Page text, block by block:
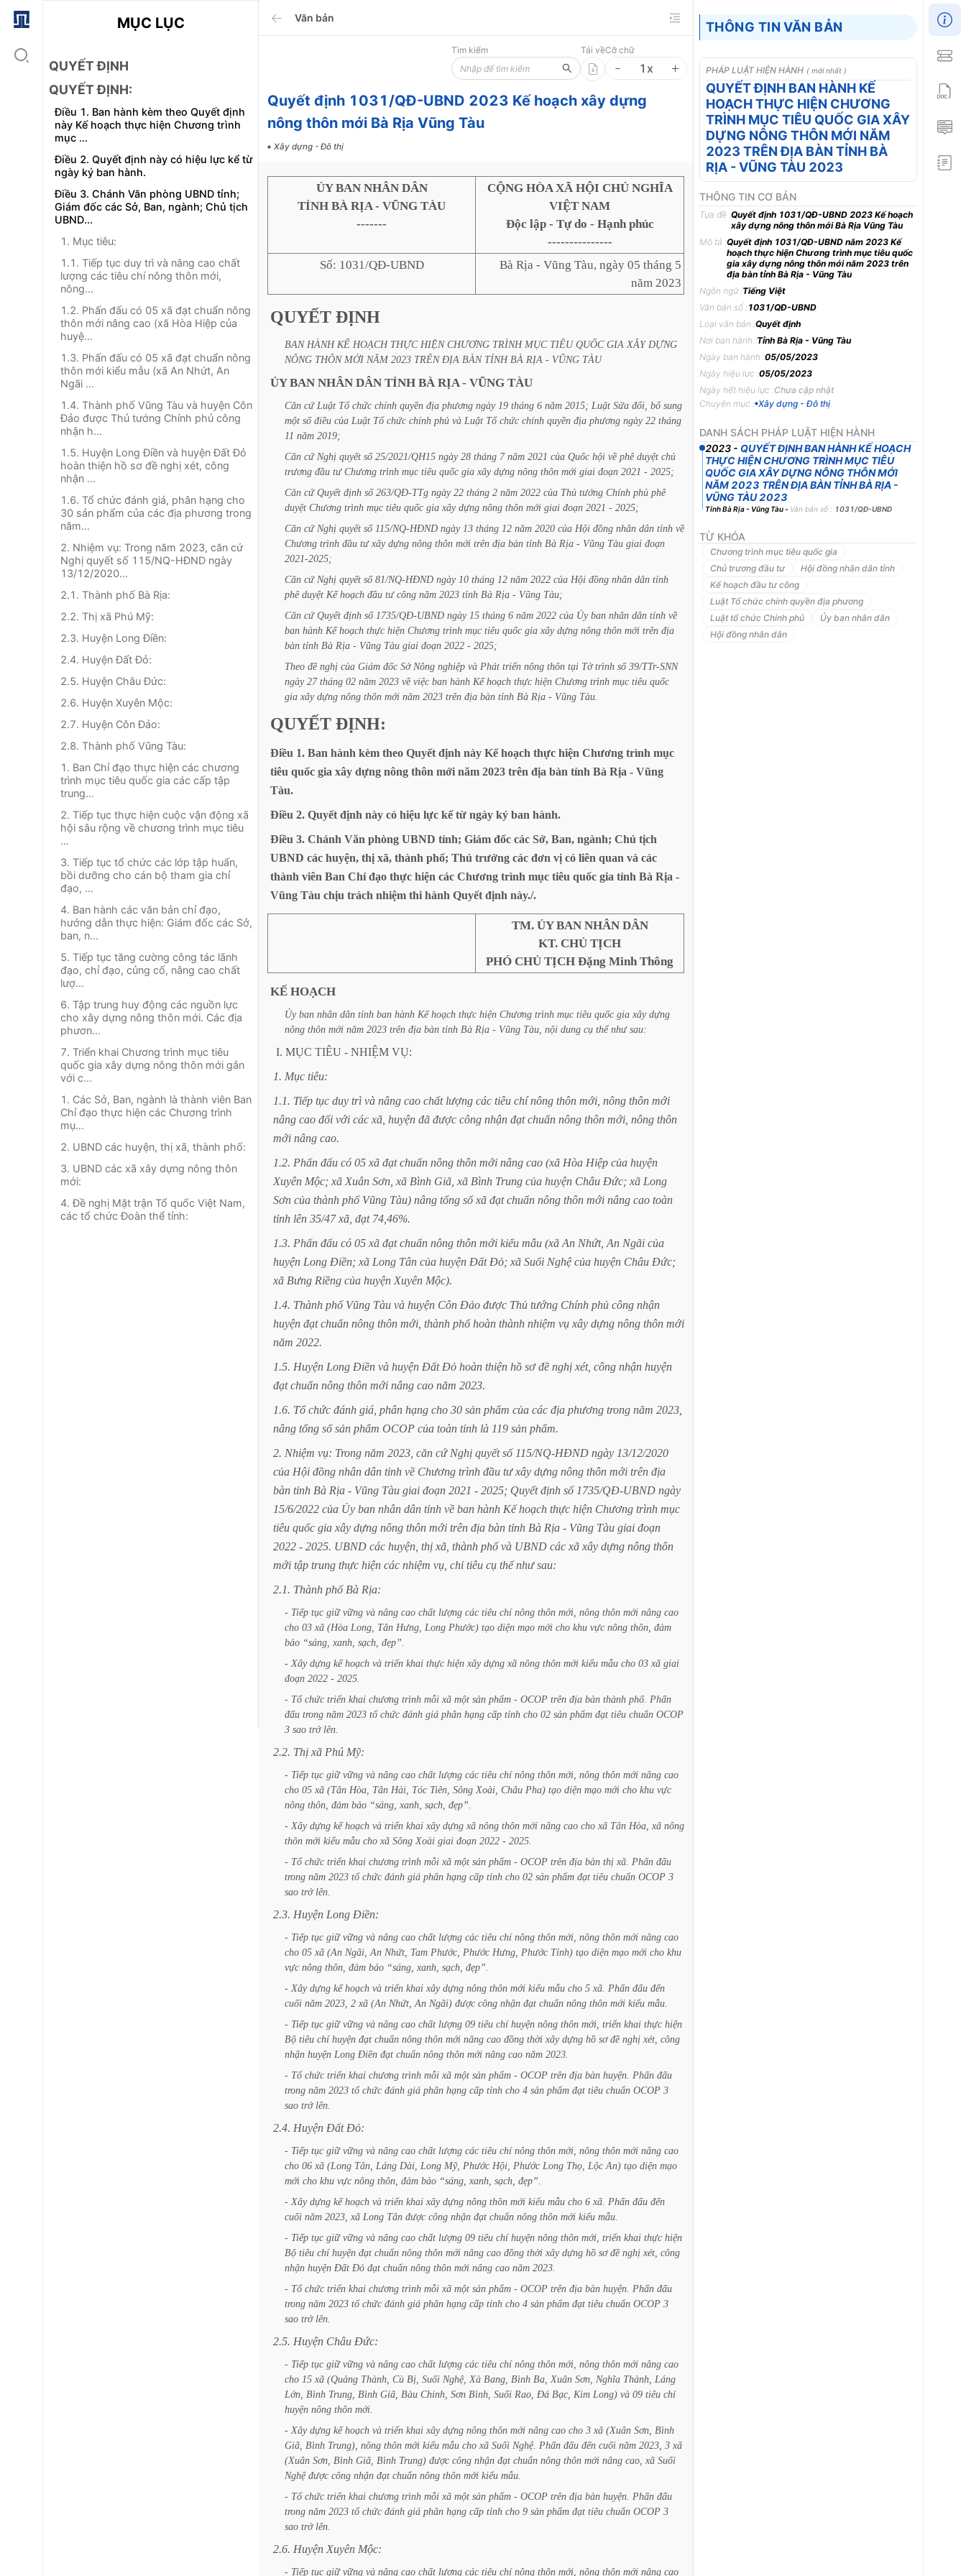
MỤC LỤC
QUYẾT ĐỊNH
QUYẾT ĐỊNH:
Điều 1. Ban hành kèm theo Quyết định
này Kế hoạch thực hiện Chương trình
mục ...
Điều 2. Quyết định này có hiệu lực kể từ
ngày ký ban hành.
Điều 3. Chánh Văn phòng UBND tỉnh;
Giám đốc các Sở, Ban, ngành; Chủ tịch
UBND...
1. Mục tiêu:
1.1. Tiếp tục duy trì và nâng cao chất
lượng các tiêu chí nông thôn mới,
nông...
1.2. Phấn đấu có 05 xã đạt chuẩn nông
thôn mới nâng cao (xã Hòa Hiệp của
huyệ...
1.3. Phấn đấu có 05 xã đạt chuẩn nông
thôn mới kiểu mẫu (xã An Nhứt, An
Ngãi ...
1.4. Thành phố Vũng Tàu và huyện Côn
Đảo được Thủ tướng Chính phủ công
nhận h...
1.5. Huyện Long Điền và huyện Đất Đỏ
hoàn thiện hồ sơ đề nghị xét, công
nhận ...
1.6. Tổ chức đánh giá, phân hạng cho
30 sản phẩm của các địa phương trong
năm...
2. Nhiệm vụ: Trong năm 2023, căn cứ
Nghị quyết số 115/NQ-HĐND ngày
13/12/2020...
2.1. Thành phố Bà Rịa:
2.2. Thị xã Phú Mỹ:
2.3. Huyện Long Điền:
2.4. Huyện Đất Đỏ:
2.5. Huyện Châu Đức:
2.6. Huyện Xuyên Mộc:
2.7. Huyện Côn Đảo:
2.8. Thành phố Vũng Tàu:
1. Ban Chỉ đạo thực hiện các chương
trình mục tiêu quốc gia các cấp tập
trung...
2. Tiếp tục thực hiện cuộc vận động xã
hội sâu rộng về chương trình mục tiêu
...
3. Tiếp tục tổ chức các lớp tập huấn,
bồi dưỡng cho cán bộ tham gia chỉ
đạo, ...
4. Ban hành các văn bản chỉ đạo,
hướng dẫn thực hiện: Giám đốc các Sở,
ban, n...
5. Tiếp tục tăng cường công tác lãnh
đạo, chỉ đạo, củng cố, nâng cao chất
lượ...
6. Tập trung huy động các nguồn lực
cho xây dựng nông thôn mới. Các địa
phươn...
7. Triển khai Chương trình mục tiêu
quốc gia xây dựng nông thôn mới gắn
với c...
1. Các Sở, Ban, ngành là thành viên Ban
Chỉ đạo thực hiện các Chương trình
mụ...
2. UBND các huyện, thị xã, thành phố:
3. UBND các xã xây dựng nông thôn
mới:
4. Đề nghị Mặt trận Tổ quốc Việt Nam,
các tổ chức Đoàn thể tỉnh:
Văn bản
Tìm kiếm Tải vềCỡ chữ
1 x
Quyết định 1031/QĐ-UBND 2023 Kế hoạch xây dựng
nông thôn mới Bà Rịa Vũng Tàu
Xây dựng - Đô thị
ỦY BAN NHÂN DÂN
TỈNH BÀ RỊA - VŨNG TÀU
-------
CỘNG HÒA XÃ HỘI CHỦ NGHĨA
VIỆT NAM
Độc lập - Tự do - Hạnh phúc
---------------
Số: 1031/QĐ-UBND
Bà Rịa - Vũng Tàu, ngày 05 tháng 5
năm 2023
QUYẾT ĐỊNH
BAN HÀNH KẾ HOẠCH THỰC HIỆN CHƯƠNG TRÌNH MỤC TIÊU QUỐC GIA XÂY DỰNG
NÔNG THÔN MỚI NĂM 2023 TRÊN ĐỊA BÀN TỈNH BÀ RỊA - VŨNG TÀU
ỦY BAN NHÂN DÂN TỈNH BÀ RỊA - VŨNG TÀU
Căn cứ Luật Tổ chức chính quyền địa phương ngày 19 tháng 6 năm 2015; Luật Sửa đổi, bổ sung
một số điều của Luật Tổ chức chính phủ và Luật Tổ chức chính quyền địa phương ngày 22 tháng
11 năm 2019;
Căn cứ Nghị quyết số 25/2021/QH15 ngày 28 tháng 7 năm 2021 của Quốc hội về phê duyệt chủ
trương đầu tư Chương trình mục tiêu quốc gia xây dựng nông thôn mới giai đoạn 2021 - 2025;
Căn cứ Quyết định số 263/QĐ-TTg ngày 22 tháng 2 năm 2022 của Thủ tướng Chính phủ phê
duyệt Chương trình mục tiêu quốc gia xây dựng nông thôn mới giai đoạn 2021 - 2025;
Căn cứ Nghị quyết số 115/NQ-HĐND ngày 13 tháng 12 năm 2020 của Hội đồng nhân dân tỉnh về
Chương trình đầu tư xây dựng nông thôn mới trên địa bàn tỉnh Bà Rịa - Vũng Tàu giai đoạn
2021-2025;
Căn cứ Nghị quyết số 81/NQ-HĐND ngày 10 tháng 12 năm 2022 của Hội đồng nhân dân tỉnh
phê duyệt Kế hoạch đầu tư công năm 2023 tỉnh Bà Rịa - Vũng Tàu;
Căn cứ Quyết định số 1735/QĐ-UBND ngày 15 tháng 6 năm 2022 của Ủy ban nhân dân tỉnh về
ban hành Kế hoạch thực hiện Chương trình mục tiêu quốc gia xây dựng nông thôn mới trên địa
bàn tỉnh Bà Rịa - Vũng Tàu giai đoạn 2022 - 2025;
Theo đề nghị của Giám đốc Sở Nông nghiệp và Phát triển nông thôn tại Tờ trình số 39/TTr-SNN
ngày 27 tháng 02 năm 2023 về việc ban hành Kế hoạch thực hiện Chương trình mục tiêu quốc
gia xây dựng nông thôn mới năm 2023 trên địa bàn tỉnh Bà Rịa - Vũng Tàu.
QUYẾT ĐỊNH:
Điều 1. Ban hành kèm theo Quyết định này Kế hoạch thực hiện Chương trình mục
tiêu quốc gia xây dựng nông thôn mới năm 2023 trên địa bàn tỉnh Bà Rịa - Vũng
Tàu.
Điều 2. Quyết định này có hiệu lực kể từ ngày ký ban hành.
Điều 3. Chánh Văn phòng UBND tỉnh; Giám đốc các Sở, Ban, ngành; Chủ tịch
UBND các huyện, thị xã, thành phố; Thủ trưởng các đơn vị có liên quan và các
thành viên Ban Chỉ đạo thực hiện các Chương trình mục tiêu quốc gia tỉnh Bà Rịa -
Vũng Tàu chịu trách nhiệm thi hành Quyết định này./.
TM. ỦY BAN NHÂN DÂN
KT. CHỦ TỊCH
PHÓ CHỦ TỊCH Đặng Minh Thông
KẾ HOẠCH
Ủy ban nhân dân tỉnh ban hành Kế hoạch thực hiện Chương trình mục tiêu quốc gia xây dựng
nông thôn mới năm 2023 trên địa bàn tỉnh Bà Rịa - Vũng Tàu, nội dung cụ thể như sau:
I. MỤC TIÊU - NHIỆM VỤ:
1. Mục tiêu:
1.1. Tiếp tục duy trì và nâng cao chất lượng các tiêu chí nông thôn mới, nông thôn mới
nâng cao đối với các xã, huyện đã được công nhận đạt chuẩn nông thôn mới, nông thôn
mới nâng cao.
1.2. Phấn đấu có 05 xã đạt chuẩn nông thôn mới nâng cao (xã Hòa Hiệp của huyện
Xuyên Mộc; xã Xuân Sơn, xã Bình Giã, xã Bình Trung của huyện Châu Đức; xã Long
Sơn của thành phố Vũng Tàu) nâng tổng số xã đạt chuẩn nông thôn mới nâng cao toàn
tỉnh lên 35/47 xã, đạt 74,46%.
1.3. Phấn đấu có 05 xã đạt chuẩn nông thôn mới kiểu mẫu (xã An Nhứt, An Ngãi của
huyện Long Điền; xã Long Tân của huyện Đất Đỏ; xã Suối Nghệ của huyện Châu Đức;
xã Bưng Riềng của huyện Xuyên Mộc).
1.4. Thành phố Vũng Tàu và huyện Côn Đảo được Thủ tướng Chính phủ công nhận
huyện đạt chuẩn nông thôn mới, thành phố hoàn thành nhiệm vụ xây dựng nông thôn mới
năm 2022.
1.5. Huyện Long Điền và huyện Đất Đỏ hoàn thiện hồ sơ đề nghị xét, công nhận huyện
đạt chuẩn nông thôn mới nâng cao năm 2023.
1.6. Tổ chức đánh giá, phân hạng cho 30 sản phẩm của các địa phương trong năm 2023,
nâng tổng số sản phẩm OCOP của toàn tỉnh là 119 sản phẩm.
2. Nhiệm vụ: Trong năm 2023, căn cứ Nghị quyết số 115/NQ-HĐND ngày 13/12/2020
của Hội đồng nhân dân tỉnh về Chương trình đầu tư xây dựng nông thôn mới trên địa
bàn tỉnh Bà Rịa - Vũng Tàu giai đoạn 2021 - 2025; Quyết định số 1735/QĐ-UBND ngày
15/6/2022 của Ủy ban nhân dân tỉnh về ban hành Kế hoạch thực hiện Chương trình mục
tiêu quốc gia xây dựng nông thôn mới trên địa bàn tỉnh Bà Rịa - Vũng Tàu giai đoạn
2022 - 2025. UBND các huyện, thị xã, thành phố và UBND các xã xây dựng nông thôn
mới tập trung thực hiện các nhiệm vụ, chỉ tiêu cụ thể như sau:
2.1. Thành phố Bà Rịa:
- Tiếp tục giữ vững và nâng cao chất lượng các tiêu chí nông thôn mới, nông thôn mới nâng cao
cho 03 xã (Hòa Long, Tân Hưng, Long Phước) tạo diện mạo mới cho khu vực nông thôn, đảm
bảo “sáng, xanh, sạch, đẹp”.
- Xây dựng kế hoạch và triển khai thực hiện xây dựng xã nông thôn mới kiểu mẫu cho 03 xã giai
đoạn 2022 - 2025.
- Tổ chức triển khai chương trình mỗi xã một sản phẩm - OCOP trên địa bàn thành phố. Phấn
đấu trong năm 2023 tổ chức đánh giá phân hạng cấp tỉnh cho 02 sản phẩm đạt tiêu chuẩn OCOP
3 sao trở lên.
2.2. Thị xã Phú Mỹ:
- Tiếp tục giữ vững và nâng cao chất lượng các tiêu chí nông thôn mới, nông thôn mới nâng cao
cho 05 xã (Tân Hòa, Tân Hải, Tóc Tiên, Sông Xoài, Châu Pha) tạo diện mạo mới cho khu vực
nông thôn, đảm bảo “sáng, xanh, sạch, đẹp”.
- Xây dựng kế hoạch và triển khai xây dựng xã nông thôn mới nâng cao cho xã Tân Hòa, xã nông
thôn mới kiểu mẫu cho xã Sông Xoài giai đoạn 2022 - 2025.
- Tổ chức triển khai chương trình mỗi xã một sản phẩm - OCOP trên địa bàn thị xã. Phấn đấu
trong năm 2023 tổ chức đánh giá phân hạng cấp tỉnh cho 02 sản phẩm đạt tiêu chuẩn OCOP 3
sao trở lên.
2.3. Huyện Long Điền:
- Tiếp tục giữ vững và nâng cao chất lượng các tiêu chí nông thôn mới, nông thôn mới nâng cao
cho 05 xã (An Ngãi, An Nhứt, Tam Phước, Phước Hưng, Phước Tỉnh) tạo diện mạo mới cho khu
vực nông thôn, đảm bảo “sáng, xanh, sạch, đẹp”.
- Xây dựng kế hoạch và triển khai xây dựng nông thôn mới kiểu mẫu cho 5 xã. Phấn đấu đến
cuối năm 2023, 2 xã (An Nhứt, An Ngãi) được công nhận đạt chuẩn nông thôn mới kiểu mẫu.
- Tiếp tục giữ vững và nâng cao chất lượng 09 tiêu chí huyện nông thôn mới, triển khai thực hiện
Bộ tiêu chí huyện đạt chuẩn nông thôn mới nâng cao đồng thời xây dựng hồ sơ đề nghị xét, công
nhận huyện Long Điền đạt chuẩn nông thôn mới nâng cao năm 2023.
- Tổ chức triển khai chương trình mỗi xã một sản phẩm - OCOP trên địa bàn huyện. Phấn đấu
trong năm 2023 tổ chức đánh giá phân hạng cấp tỉnh cho 4 sản phẩm đạt tiêu chuẩn OCOP 3
sao trở lên.
2.4. Huyện Đất Đỏ:
- Tiếp tục giữ vững và nâng cao chất lượng các tiêu chí nông thôn mới, nông thôn mới nâng cao
cho 06 xã (Long Tân, Láng Dài, Long Mỹ, Phước Hội, Phước Long Thọ, Lộc An) tạo diện mạo
mới cho khu vực nông thôn, đảm bảo “sáng, xanh, sạch, đẹp”.
- Xây dựng kế hoạch và triển khai xây dựng nông thôn mới kiểu mẫu cho 6 xã. Phấn đấu đến
cuối năm 2023, xã Long Tân được công nhận đạt chuẩn nông thôn mới kiểu mẫu.
- Tiếp tục giữ vững và nâng cao chất lượng 09 tiêu chí huyện nông thôn mới, triển khai thực hiện
Bộ tiêu chí huyện đạt chuẩn nông thôn mới nâng cao đồng thời xây dựng hồ sơ đề nghị xét, công
nhận huyện Đất Đỏ đạt chuẩn nông thôn mới nâng cao năm 2023.
- Tổ chức triển khai chương trình mỗi xã một sản phẩm - OCOP trên địa bàn huyện. Phấn đấu
trong năm 2023 tổ chức đánh giá phân hạng cấp tỉnh cho 4 sản phẩm đạt tiêu chuẩn OCOP 3
sao trở lên.
2.5. Huyện Châu Đức:
- Tiếp tục giữ vững và nâng cao chất lượng các tiêu chí nông thôn mới, nông thôn mới nâng cao
cho 15 xã (Quảng Thành, Cù Bị, Suối Nghệ, Xà Bang, Bình Ba, Xuân Sơn, Nghĩa Thành, Láng
Lớn, Bình Trung, Bình Giã, Bàu Chinh, Sơn Bình, Suối Rao, Đá Bạc, Kim Long) và 09 tiêu chí
huyện nông thôn mới.
- Xây dựng kế hoạch và triển khai xây dựng nông thôn mới nâng cao cho 3 xã (Xuân Sơn, Bình
Giã, Bình Trung), nông thôn mới kiểu mẫu cho xã Suối Nghệ. Phấn đấu đến cuối năm 2023, 3 xã
(Xuân Sơn, Bình Giã, Bình Trung) được công nhận đạt chuẩn nông thôn mới nâng cao, xã Suối
Nghệ được công nhận đạt chuẩn nông thôn mới kiểu mẫu.
- Tổ chức triển khai chương trình mỗi xã một sản phẩm - OCOP trên địa bàn huyện. Phấn đấu
trong năm 2023 tổ chức đánh giá phân hạng cấp tỉnh cho 9 sản phẩm đạt tiêu chuẩn OCOP 3
sao trở lên.
2.6. Huyện Xuyên Mộc:
- Tiếp tục giữ vững và nâng cao chất lượng các tiêu chí nông thôn mới, nông thôn mới nâng cao
THÔNG TIN VĂN BẢN
PHÁP LUẬT HIỆN HÀNH ( mới nhất )
QUYẾT ĐỊNH BAN HÀNH KẾ
HOẠCH THỰC HIỆN CHƯƠNG
TRÌNH MỤC TIÊU QUỐC GIA XÂY
DỰNG NÔNG THÔN MỚI NĂM
2023 TRÊN ĐỊA BÀN TỈNH BÀ
RỊA - VŨNG TÀU 2023
THÔNG TIN CƠ BẢN
Tựa đề :Quyết định 1031/QĐ-UBND 2023 Kế hoạch
xây dựng nông thôn mới Bà Rịa Vũng Tàu
Mô tả :Quyết định 1031/QĐ-UBND năm 2023 Kế
hoạch thực hiện Chương trình mục tiêu quốc
gia xây dựng nông thôn mới năm 2023 trên
địa bàn tỉnh Bà Rịa - Vũng Tàu
Ngôn ngữ :Tiếng Việt
Văn bản số :1031/QĐ-UBND
Loại văn bản :Quyết định
Nơi ban hành :Tỉnh Bà Rịa - Vũng Tàu
Ngày ban hành :05/05/2023
Ngày hiệu lực :05/05/2023
Ngày hết hiệu lực :Chưa cập nhật
Chuyên mục : Xây dựng - Đô thị
DANH SÁCH PHÁP LUẬT HIỆN HÀNH
2023 - QUYẾT ĐỊNH BAN HÀNH KẾ HOẠCH
THỰC HIỆN CHƯƠNG TRÌNH MỤC TIÊU
QUỐC GIA XÂY DỰNG NÔNG THÔN MỚI
NĂM 2023 TRÊN ĐỊA BÀN TỈNH BÀ RỊA -
VŨNG TÀU 2023
Tỉnh Bà Rịa - Vũng Tàu- Văn bản số : 1031/QĐ-UBND
TỪ KHÓA
Chương trình mục tiêu quốc gia
Chủ trương đầu tư
Hội đồng nhân dân tỉnh
Kế hoạch đầu tư công
Luật Tổ chức chính quyền địa phương
Luật tổ chức Chính phủ
Ủy ban nhân dân
Hội đồng nhân dân